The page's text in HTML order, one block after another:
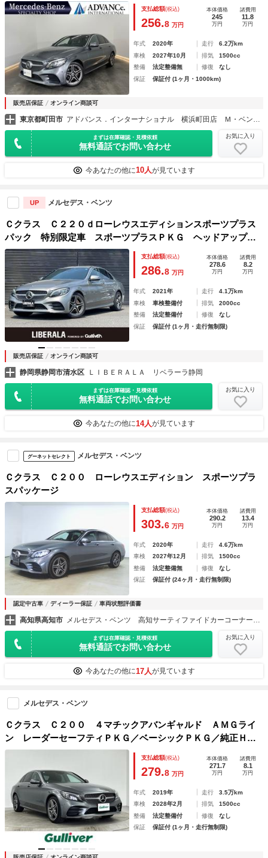
ト シートヒーター パワーシート パドルシフト ＬＥＤ
ＤＳＲＣ Ｂｌｕｅｔｏｏｔｈ ＨＵＤ 電動リアゲート キ
支払総額(税込)
256.8 万円
本体価格
245
万円
諸費用
11.8
万円
年式 2020年 走行
6.2万km
車検
2027年10月 排気
1500cc
整備
法定整備無 修復
なし
保証
保証付 (1ヶ月・1000km)
販売店保証 オンライン商談可
東京都町田市
まずは在庫確認・見積依頼
無料通話でお問い合わせ
お気に入り
今あなたの他に10人が見ています
UP メルセデス・ベンツ
Ｃクラス Ｃ２２０ｄローレウスエディションスポーツプラス
パック 特別限定車 スポーツプラスＰＫＧ ヘッドアップデ
ィスプレイ Ｂｕｒｍｅｓｔｅｒ アンビエントライト レザ
ーシート パワーシート シートヒーター／シートエアコン
純正ナビ ＢＴ ＣａｒＰｌａｙ ＡＣＣ
支払総額(税込)
286.8 万円
本体価格
278.6
万円
諸費用
8.2
万円
年式 2021年 走行
4.1万km
車検
車検整備付 排気
2000cc
整備
法定整備付 修復
なし
保証
保証付 (1ヶ月・走行無制限)
販売店保証 オンライン商談可
静岡県静岡市清水区 ＬＩＢＥＲＡＬＡ リベラーラ静岡
まずは在庫確認・見積依頼
無料通話でお問い合わせ
お気に入り
今あなたの他に14人が見ています
グーネットセレクト メルセデス・ベンツ
Ｃクラス Ｃ２００ ローレウスエディション スポーツプラ
スパッケージ
支払総額(税込)
303.6 万円
本体価格
290.2
万円
諸費用
13.4
万円
年式 2020年 走行
4.6万km
車検
2027年12月 排気
1500cc
整備
法定整備無 修復
なし
保証
保証付 (24ヶ月・走行無制限)
認定中古車 ディーラー保証 車両状態評価書
高知県高知市 メルセデス・ベンツ 高知サーティファイドカーコーナー （株）ヤナセ
まずは在庫確認・見積依頼
無料通話でお問い合わせ
お気に入り
今あなたの他に17人が見ています
メルセデス・ベンツ
Ｃクラス Ｃ２００ ４マチックアバンギャルド ＡＭＧライ
ン レーダーセーフティＰＫＧ／ベーシックＰＫＧ／純正ＨＤ
Ｄ１０．２５インチナビ／ＡｐｐｌｅＣａｒＰｌａｙ／Ａｎｄ
ｒｏｉｄＡｕｔｏ／バックカメラ／黒レザーシート／前席パワ
ーシート／前席シートヒーター
支払総額(税込)
279.8 万円
本体価格
271.7
万円
諸費用
8.1
万円
年式 2019年 走行
3.5万km
車検
2028年2月 排気
1500cc
整備
法定整備付 修復
なし
保証
保証付 (1ヶ月・走行無制限)